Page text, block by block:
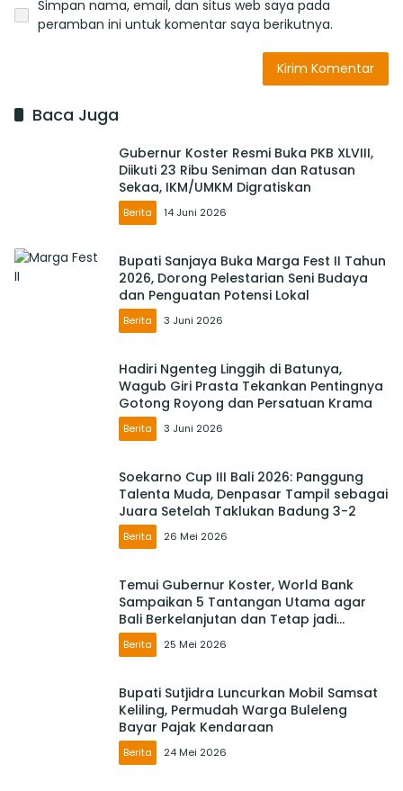
Simpan nama, email, dan situs web saya pada
peramban ini untuk komentar saya berikutnya.
Baca Juga
Gubernur Koster Resmi Buka PKB XLVIII,
Diikuti 23 Ribu Seniman dan Ratusan
Sekaa, IKM/UMKM Digratiskan
Berita 14 Juni 2026
Bupati Sanjaya Buka Marga Fest II Tahun
2026, Dorong Pelestarian Seni Budaya
dan Penguatan Potensi Lokal
Berita 3 Juni 2026
Hadiri Ngenteg Linggih di Batunya,
Wagub Giri Prasta Tekankan Pentingnya
Gotong Royong dan Persatuan Krama
Berita 3 Juni 2026
Soekarno Cup III Bali 2026: Panggung
Talenta Muda, Denpasar Tampil sebagai
Juara Setelah Taklukan Badung 3-2
Berita 26 Mei 2026
Temui Gubernur Koster, World Bank
Sampaikan 5 Tantangan Utama agar
Bali Berkelanjutan dan Tetap jadi
Primadona
Berita 25 Mei 2026
Bupati Sutjidra Luncurkan Mobil Samsat
Keliling, Permudah Warga Buleleng
Bayar Pajak Kendaraan
Berita 24 Mei 2026